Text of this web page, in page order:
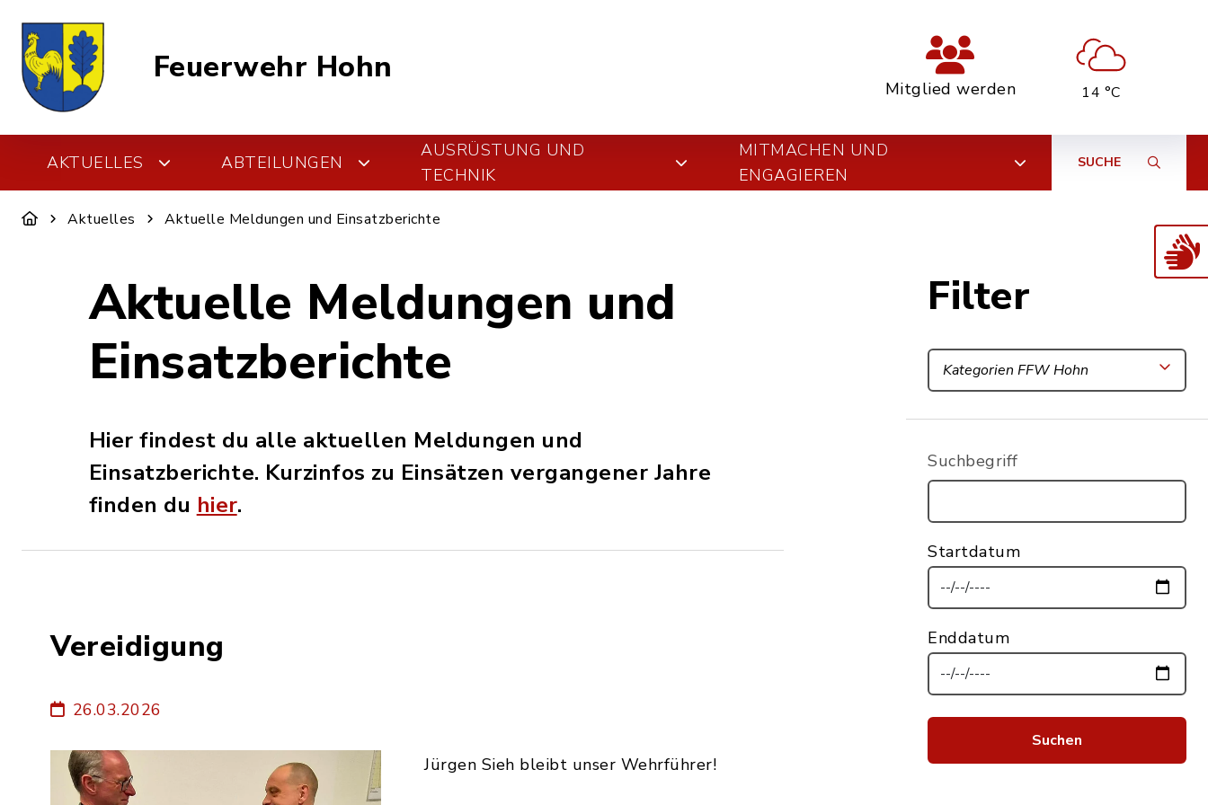
Feuerwehr Hohn
Mitglied werden 14 °C
AKTUELLES ABTEILUNGEN
AUSRÜSTUNG UND
TECHNIK
MITMACHEN UND
ENGAGIEREN
SUCHE
Aktuelles Aktuelle Meldungen und Einsatzberichte
Aktuelle Meldungen und
Einsatzberichte
Hier findest du alle aktuellen Meldungen und
Einsatzberichte. Kurzinfos zu Einsätzen vergangener Jahre
finden du hier.
Vereidigung
26.03.2026
Jürgen Sieh bleibt unser Wehrführer!
Filter
Kategorien FFW Hohn
Suchbegriff
Startdatum
Enddatum